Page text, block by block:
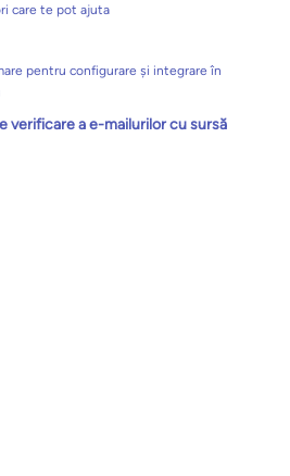
care te pot ajuta
pentru configurare și integrare în
verificare a e-mailurilor cu sursă